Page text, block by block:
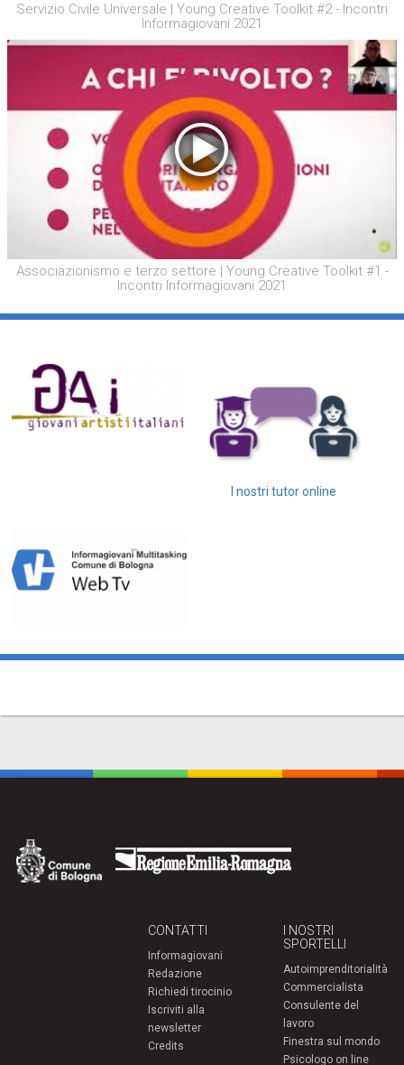
Servizio Civile Universale | Young Creative Toolkit #2 - Incontri
Informagiovani 2021
Associazionismo e terzo settore | Young Creative Toolkit #1 -
Incontri Informagiovani 2021
I nostri tutor online
CONTATTI
Informagiovani
Redazione
Richiedi tirocinio
Iscriviti alla
newsletter
Credits
I NOSTRI
SPORTELLI
Autoimprenditorialità
Commercialista
Consulente del
lavoro
Finestra sul mondo
Psicologo on line